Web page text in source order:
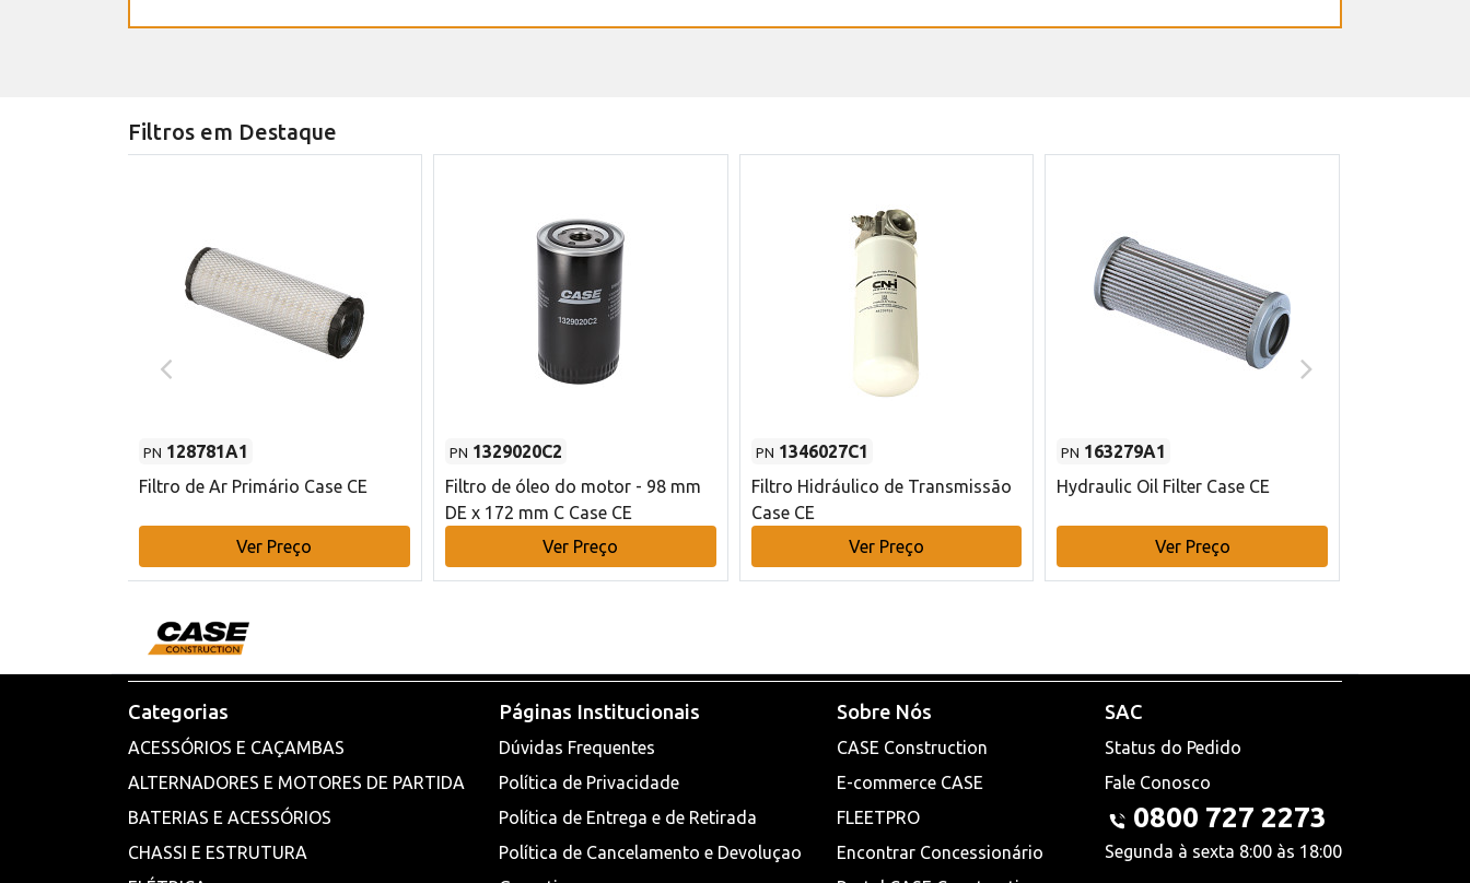
Filtros em Destaque
PN 128781A1
Filtro de Ar Primário Case CE
Ver Preço
PN 1329020C2
Filtro de óleo do motor - 98 mm
DE x 172 mm C Case CE
Ver Preço
PN 1346027C1
Filtro Hidráulico de Transmissão
Case CE
Ver Preço
PN 163279A1
Hydraulic Oil Filter Case CE
Ver Preço
Categorias
ACESSÓRIOS E CAÇAMBAS
ALTERNADORES E MOTORES DE PARTIDA
BATERIAS E ACESSÓRIOS
CHASSI E ESTRUTURA
Páginas Institucionais
Dúvidas Frequentes
Política de Privacidade
Política de Entrega e de Retirada
Política de Cancelamento e Devoluçao
Sobre Nós
CASE Construction
E-commerce CASE
FLEETPRO
Encontrar Concessionário
SAC
Status do Pedido
Fale Conosco
0800 727 2273
Segunda à sexta 8:00 às 18:00